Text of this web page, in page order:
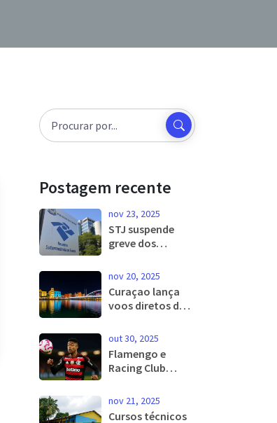
Postagem recente
nov 23, 2025
STJ suspende
greve dos
Receita Federal e
multa sindicato
em R$ 500 mil por
dia
nov 20, 2025
Curaçao lança
voos diretos de
nova rede aérea
para Natal e
Réveillon 2025-
2026
out 30, 2025
Flamengo e
Racing Club
final da
Libertadores
nov 21, 2025
Cursos técnicos